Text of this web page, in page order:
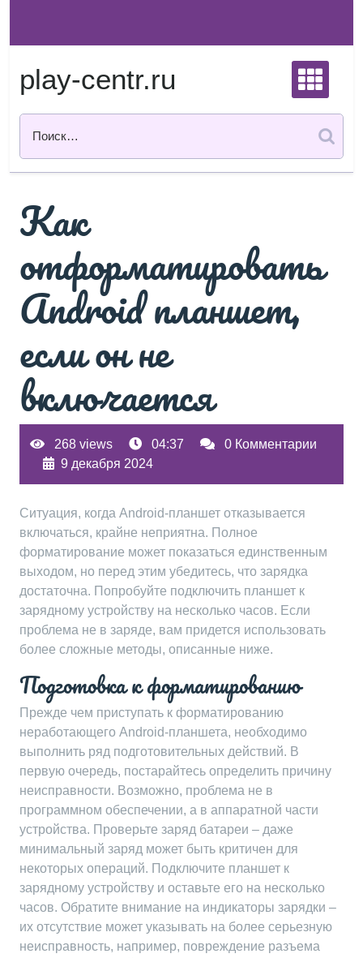
содержимому
play-centr.ru
Как
отформатировать
Android планшет,
если он не
включается
268 views 04:37
0 Комментарии
9 декабря 2024
Ситуация, когда Android-планшет отказывается
включаться, крайне неприятна. Полное
форматирование может показаться единственным
выходом, но перед этим убедитесь, что зарядка
достаточна. Попробуйте подключить планшет к
зарядному устройству на несколько часов. Если
проблема не в заряде, вам придется использовать
более сложные методы, описанные ниже.
Подготовка к форматированию
Прежде чем приступать к форматированию
неработающего Android-планшета, необходимо
выполнить ряд подготовительных действий. В
первую очередь, постарайтесь определить причину
неисправности. Возможно, проблема не в
программном обеспечении, а в аппаратной части
устройства. Проверьте заряд батареи – даже
минимальный заряд может быть критичен для
некоторых операций. Подключите планшет к
зарядному устройству и оставьте его на несколько
часов. Обратите внимание на индикаторы зарядки –
их отсутствие может указывать на более серьезную
неисправность, например, повреждение разъема